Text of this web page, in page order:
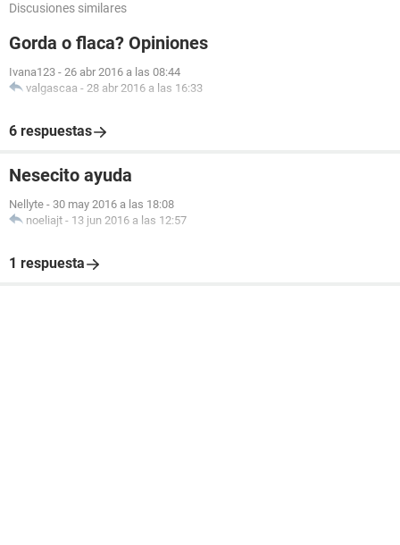
Discusiones similares
Gorda o flaca? Opiniones
Ivana123 - 26 abr 2016 a las 08:44
valgascaa - 28 abr 2016 a las 16:33
6 respuestas
Nesecito ayuda
Nellyte - 30 may 2016 a las 18:08
noeliajt - 13 jun 2016 a las 12:57
1 respuesta